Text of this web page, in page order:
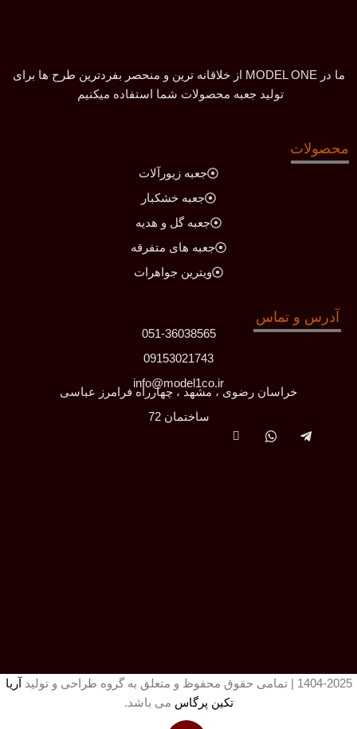
ما در MODEL ONE از خلاقانه ترین و منحصر بفردترین طرح ها برای
تولید جعبه محصولات شما استفاده میکنیم
محصولات
جعبه زیورآلات
جعبه خشکبار
جعبه گل و هدیه
جعبه های متفرقه
ویترین جواهرات
آدرس و تماس
051-36038565
09153021743
info@model1co.ir
خراسان رضوی ، مشهد ، چهارراه فرامرز عباسی
ساختمان 72
1404-2025 | تمامی حقوق محفوظ و متعلق به گروه طراحی و تولید
آریا
تکین پرگاس می باشد.